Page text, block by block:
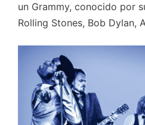
un Grammy, conocido por
Rolling Stones, Bob Dylan,